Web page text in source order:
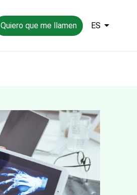
Quiero que me llamen ES